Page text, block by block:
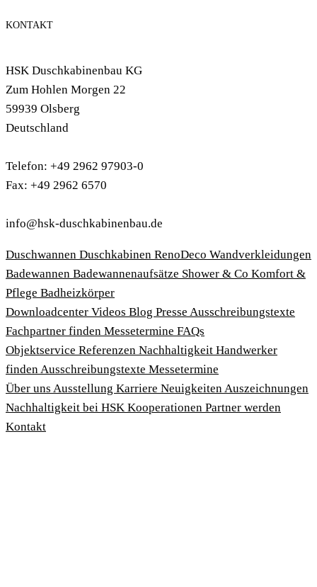
KONTAKT
HSK Duschkabinenbau KG
Zum Hohlen Morgen 22
59939 Olsberg
Deutschland
Telefon: +49 2962 97903-0
Fax: +49 2962 6570
info@hsk-duschkabinenbau.de
Duschwannen Duschkabinen RenoDeco Wandverkleidungen
Badewannen Badewannenaufsätze Shower & Co Komfort &
Pflege Badheizkörper
Download­center Videos Blog Presse Ausschreibungstexte
Fachpartner finden Messetermine FAQs
Objektservice Referenzen Nachhaltigkeit Handwerker
findenAusschreibungstexte Messetermine
Über uns Ausstellung Karriere NeuigkeitenAuszeichnungen
Nachhaltigkeit bei HSK Kooperationen Partner werden
Kontakt